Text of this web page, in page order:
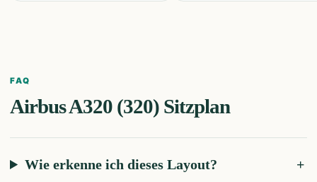
FAQ
Airbus A320 (320) Sitzplan
Wie erkenne ich dieses Layout?